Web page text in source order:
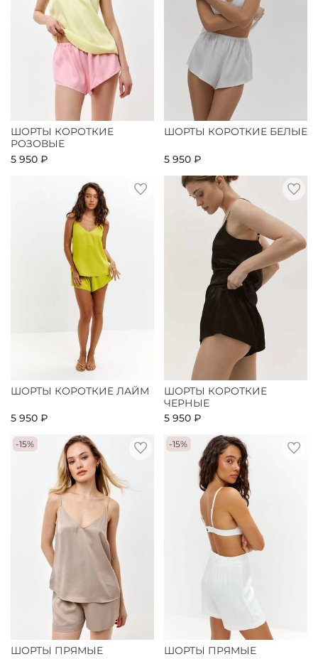
ШОРТЫ КОРОТКИЕ
РОЗОВЫЕ
5 950 ₽
ШОРТЫ КОРОТКИЕ БЕЛЫЕ
5 950 ₽
ШОРТЫ КОРОТКИЕ ЛАЙМ
5 950 ₽
ШОРТЫ КОРОТКИЕ
ЧЕРНЫЕ
5 950 ₽
-15%
ШОРТЫ ПРЯМЫЕ
-15%
ШОРТЫ ПРЯМЫЕ